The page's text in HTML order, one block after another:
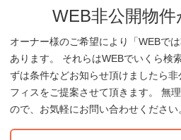
WEB非公開物
オーナー様のご希望により「WEBで
あります。 それらはWEBでいくら検
ずは条件などお知らせ頂けましたら
フィスをご提案させて頂きます。 無
ので、お気軽にお問い合わせください